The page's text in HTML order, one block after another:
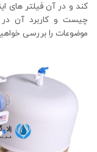
کند و در آن فیلتر های
چیست و کاربرد آن در
موضوعات را بررسی